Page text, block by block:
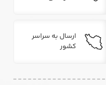
ارسال به سراسر
کشور